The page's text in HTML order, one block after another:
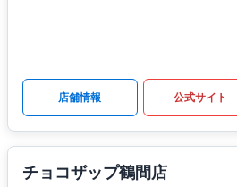
店舗情報 公式サイト
チョコザップ鶴間店